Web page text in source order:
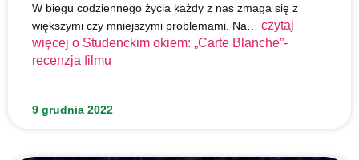
W biegu codziennego życia każdy z nas zmaga się z
większymi czy mniejszymi problemami. Na… czytaj
więcej o Studenckim okiem: „Carte Blanche”-
recenzja filmu
9 grudnia 2022